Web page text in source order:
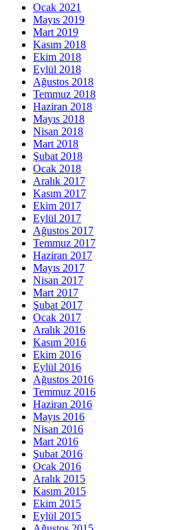
Ocak 2021
Mayıs 2019
Mart 2019
Kasım 2018
Ekim 2018
Eylül 2018
Ağustos 2018
Temmuz 2018
Haziran 2018
Mayıs 2018
Nisan 2018
Mart 2018
Şubat 2018
Ocak 2018
Aralık 2017
Kasım 2017
Ekim 2017
Eylül 2017
Ağustos 2017
Temmuz 2017
Haziran 2017
Mayıs 2017
Nisan 2017
Mart 2017
Şubat 2017
Ocak 2017
Aralık 2016
Kasım 2016
Ekim 2016
Eylül 2016
Ağustos 2016
Temmuz 2016
Haziran 2016
Mayıs 2016
Nisan 2016
Mart 2016
Şubat 2016
Ocak 2016
Aralık 2015
Kasım 2015
Ekim 2015
Eylül 2015